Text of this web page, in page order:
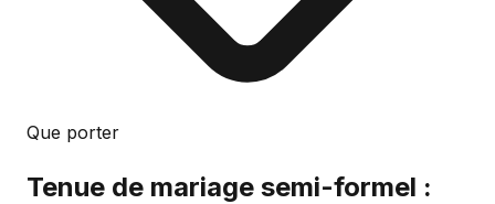
Que porter
Tenue de mariage semi-formel :